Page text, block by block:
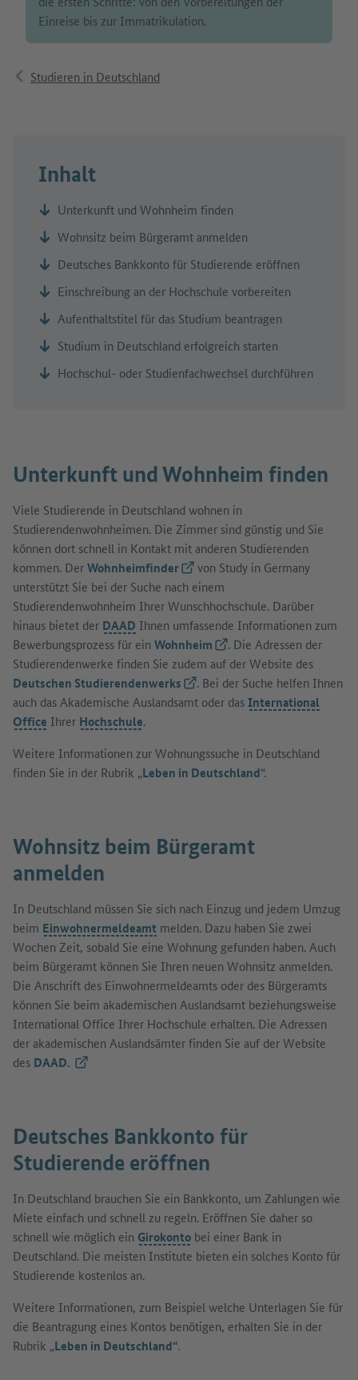
Einreise bis zur Immatrikulation.
Studieren in Deutschland
Inhalt
Unterkunft und Wohnheim finden
Wohnsitz beim Bürgeramt anmelden
Deutsches Bankkonto für Studierende eröffnen
Einschreibung an der Hochschule vorbereiten
Aufenthaltstitel für das Studium beantragen
Studium in Deutschland erfolgreich starten
Hochschul- oder Studienfachwechsel durchführen
Unterkunft und Wohnheim finden
Viele Studierende in Deutschland wohnen in
Studierendenwohnheimen. Die Zimmer sind günstig und Sie
können dort schnell in Kontakt mit anderen Studierenden
kommen. DerWohnheimfinder(Externer Link)
von Study in Germany
unterstützt Sie bei der Suche nach einem
Studierendenwohnheim Ihrer Wunschhochschule. Darüber
hinaus bietet der DAAD Ihnen umfassende Informationen zum
Bewerbungsprozess für ein Wohnheim(Externer Link)
. Die Adressen der
Studierendenwerke finden Sie zudem auf der Website des
Deutschen Studierendenwerks(Externer Link)
. Bei der Suche helfen Ihnen
auch das Akademische Auslandsamt oder das International
Office Ihrer Hochschule.
Weitere Informationen zur Wohnungssuche in Deutschland
finden Sie in der Rubrik „Leben in Deutschland“.
Wohnsitz beim Bürgeramt
anmelden
In Deutschland müssen Sie sich nach Einzug und jedem Umzug
beim Einwohnermeldeamt melden. Dazu haben Sie zwei
Wochen Zeit, sobald Sie eine Wohnung gefunden haben. Auch
beim Bürgeramt können Sie Ihren neuen Wohnsitz anmelden.
Die Anschrift des Einwohnermeldeamts oder des Bürgeramts
können Sie beim akademischen Auslandsamt beziehungsweise
International Office Ihrer Hochschule erhalten. Die Adressen
der akademischen Auslandsämter finden Sie auf der Website
des DAAD. (Externer Link)
Deutsches Bankkonto für
Studierende eröffnen
In Deutschland brauchen Sie ein Bankkonto, um Zahlungen wie
Miete einfach und schnell zu regeln. Eröffnen Sie daher so
schnell wie möglich ein Girokonto bei einer Bank in
Deutschland. Die meisten Institute bieten ein solches Konto für
Studierende kostenlos an.
Weitere Informationen, zum Beispiel welche Unterlagen Sie für
die Beantragung eines Kontos benötigen, erhalten Sie in der
Rubrik „Leben in Deutschland“.